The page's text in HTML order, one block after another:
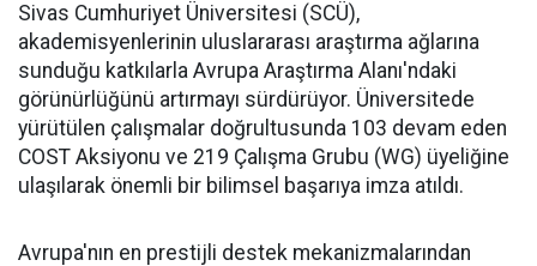
Sivas Cumhuriyet Üniversitesi (SCÜ),
akademisyenlerinin uluslararası araştırma ağlarına
sunduğu katkılarla Avrupa Araştırma Alanı'ndaki
görünürlüğünü artırmayı sürdürüyor. Üniversitede
yürütülen çalışmalar doğrultusunda 103 devam eden
COST Aksiyonu ve 219 Çalışma Grubu (WG) üyeliğine
ulaşılarak önemli bir bilimsel başarıya imza atıldı.
Avrupa'nın en prestijli destek mekanizmalarından